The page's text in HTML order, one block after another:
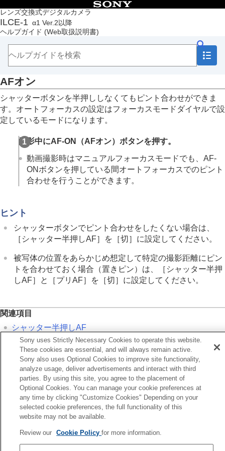
レンズ交換式デジタルカメラ
ILCE-1 α1 Ver.2以降
ヘルプガイド (Web取扱説明書)
目次
トップページ
ヘルプガイドの使いかた
本体と付属品を確認する
本機の基本操作
準備/基本的な撮影
MENU一覧から機能を探す
撮影機能を活用する
この章の目次
フォーカス（ピント）を合わせる
顔/瞳AF
フォーカス機能を使う
フォーカススタンダード
縦横フォーカスエリア切換
フォーカス位置の循環（静止画/動画）
AF枠の移動量（静止画/動画）
フォーカスエリア自動消灯
トラッキング中エリア枠表示
AF-Cエリア表示
AF乗り移り感度
AFアシスト
AF/MF切換
シャッター半押しAF
AFオン
フォーカスホールド
プリAF
AF-S時の優先設定
AF-C時の優先設定
AF補助光
AF時の絞り駆動
AFオン
シャッターボタンを半押ししなくてもピント合わせができま
す。オートフォーカスの設定はフォーカスモードダイヤルで設
定しているモードになります。
撮影中にAF-ON（AFオン）ボタンを押す。
動画撮影時はマニュアルフォーカスモードでも、AF-
ONボタンを押している間オートフォーカスでのピント
合わせを行うことができます。
ヒント
シャッターボタンでピント合わせをしたくない場合は、
［シャッター半押しAF］ を ［切］ に設定してください。
被写体の位置をあらかじめ想定して特定の撮影距離にピン
トを合わせておく場合（置きピン）は、
［シャッター半押
しAF］ と ［プリAF］ を ［切］ に設定してください。
関連項目
シャッター半押しAF
プリAF
ッター半押しAF
次へ
フォーカスホー
お使いのカメラの本体ソフトウェアがVer.2.00未満の場合は下記URLの
ヘルプガイドをご覧ください。
Sony uses Strictly Necessary Cookies to operate this website.
These cookies are essential, and will always remain active.
Sony also uses Optional Cookies to improve site functionality,
analyze usage, deliver advertisements and interact with third
parties. By using this site, you agree to the placement of
Optional Cookies. You can manage your cookie preferences at
any time by clicking "Customize Cookies" Depending on your
selected cookie preferences, the full functionality of this
website may not be available.
Review our Cookie Policyfor more information.